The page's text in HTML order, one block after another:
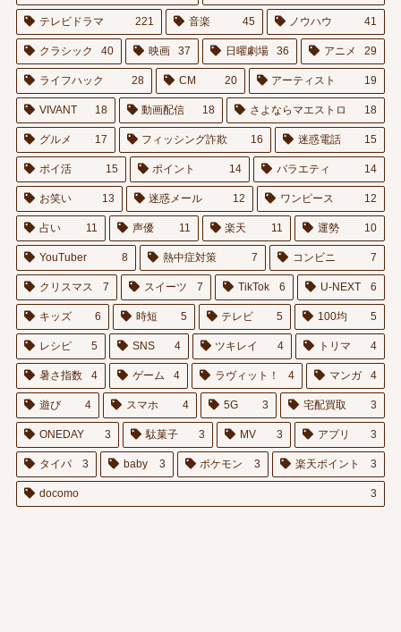
テレビドラマ 221 音楽 45 ノウハウ 41
クラシック 40 映画 37 日曜劇場 36 アニメ 29
ライフハック 28 CM 20 アーティスト 19
VIVANT 18 動画配信 18 さよならマエストロ 18
グルメ 17 フィッシング詐欺 16 迷惑電話 15
ポイ活 15 ポイント 14 バラエティ 14
お笑い 13 迷惑メール 12 ワンピース 12
占い 11 声優 11 楽天 11 運勢 10
YouTuber 8 熱中症対策 7 コンビニ 7
クリスマス 7 スイーツ 7 TikTok 6 U-NEXT 6
キッズ 6 時短 5 テレビ 5 100均 5
レシピ 5 SNS 4 ツキレイ 4 トリマ 4
暑さ指数 4 ゲーム 4 ラヴィット！ 4 マンガ 4
遊び 4 スマホ 4 5G 3 宅配買取 3
ONEDAY 3 駄菓子 3 MV 3 アプリ 3
タイパ 3 baby 3 ポケモン 3 楽天ポイント 3
docomo 3